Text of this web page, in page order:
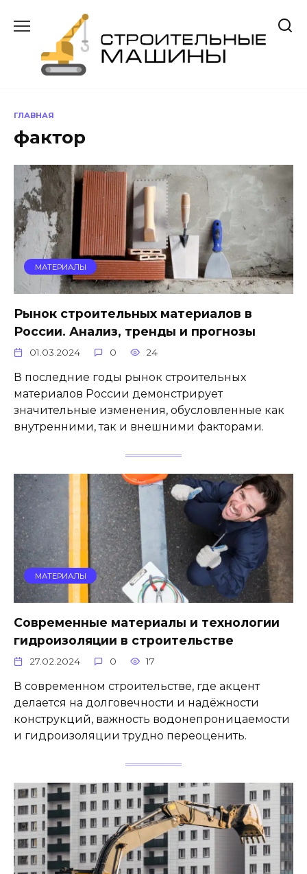
содержанию
ГЛАВНАЯ
фактор
МАТЕРИАЛЫ
Рынок строительных материалов в
России. Анализ, тренды и прогнозы
01.03.2024 0 24
В последние годы рынок строительных
материалов России демонстрирует
значительные изменения, обусловленные как
внутренними, так и внешними факторами.
МАТЕРИАЛЫ
Современные материалы и технологии
гидроизоляции в строительстве
27.02.2024 0 17
В современном строительстве, где акцент
делается на долговечности и надёжности
конструкций, важность водонепроницаемости
и гидроизоляции трудно переоценить.